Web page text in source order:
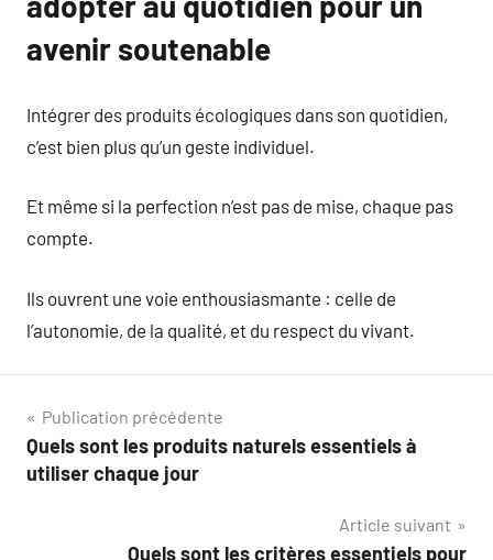
avenir soutenable
Intégrer des produits écologiques dans son quotidien,
c’est bien plus qu’un geste individuel.
Et même si la perfection n’est pas de mise, chaque pas
compte.
Ils ouvrent une voie enthousiasmante : celle de
l’autonomie, de la qualité, et du respect du vivant.
Navigation
de
Publication précédente
Quels sont les produits naturels essentiels à
utiliser chaque jour
Article suivant
Quels sont les critères essentiels pour